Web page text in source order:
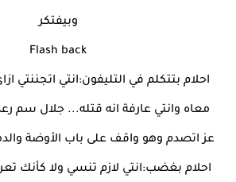
وبيفتكر
Flash back
احلام بتتكلم في التليفون:انتي
معاه وانتي عارفة انه قتله... جلال سم
عز اتصدم وهو واقف على باب الأوضة
احلام بغضب:انتي لازم تنسي ولا كأنك